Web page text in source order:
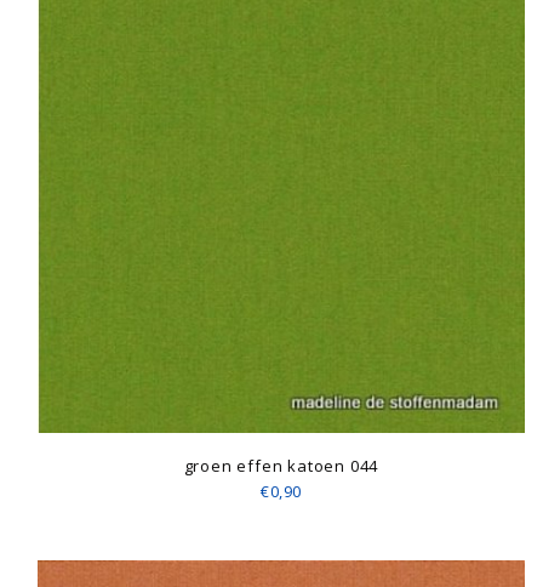
groen effen katoen 044
€0,90